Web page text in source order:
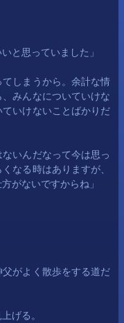
と思っていました」
てしまうから。余計な情
みんなについていけな
いけないことばかりだ
ないんだなって今は思っ
なる時はありますが、
がないですからね」
がよく散歩をする道だ
げる。